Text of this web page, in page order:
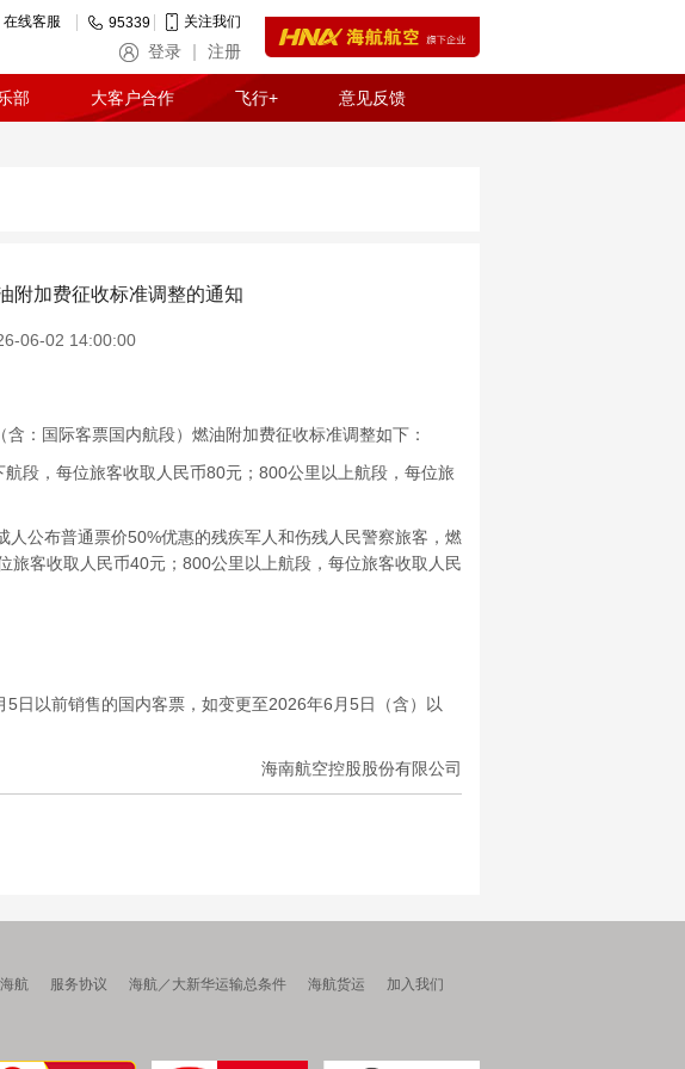
在线客服 95339 关注我们
登录 注册
部 大客户合作 飞行+ 意见反馈
附加费征收标准调整的通知
06-02 14:00:00
国际客票国内航段）燃油附加费征收标准调整如下：
，每位旅客收取人民币80元；800公里以上航段，每位旅
公布普通票价50%优惠的残疾军人和伤残人民警察旅客，燃
客收取人民币40元；800公里以上航段，每位旅客收取人民
以前销售的国内客票，如变更至2026年6月5日（含）以
海南航空控股股份有限公司
航 服务协议 海航／大新华运输总条件 海航货运
加入我们